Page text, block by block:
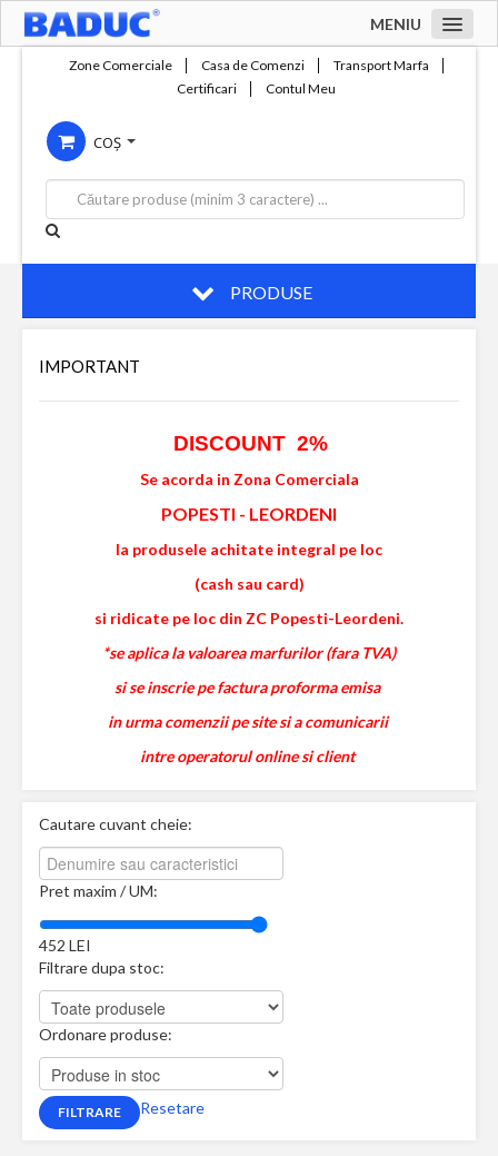
MENIU
Compania
Servicii
Productie
Contact
Zone Comerciale Casa de Comenzi
Transport Marfa
Certificari
Contul Meu
COȘ
PRODUSE
IMPORTANT
DISCOUNT 2%
Se acorda in Zona Comerciala
POPESTI - LEORDENI
la produsele achitate integral pe loc
(cash sau card)
si ridicate pe loc din ZC Popesti-Leordeni.
*se aplica la valoarea marfurilor (fara TVA)
si se inscrie pe factura proforma emisa
in urma comenzii pe site si a comunicarii
intre operatorul online si client
Cautare cuvant cheie:
Pret maxim / UM:
452 LEI
Filtrare dupa stoc:
Ordonare produse:
Resetare